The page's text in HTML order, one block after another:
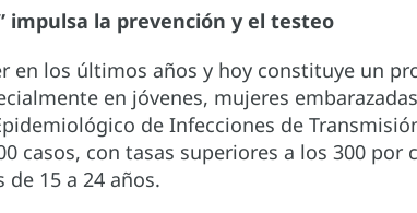
impulsa la prevención y el testeo
en los últimos años y hoy constituye un
en jóvenes, mujeres
de Infecciones de
casos, con tasas superiores a los 300 por
15 a 24 años.